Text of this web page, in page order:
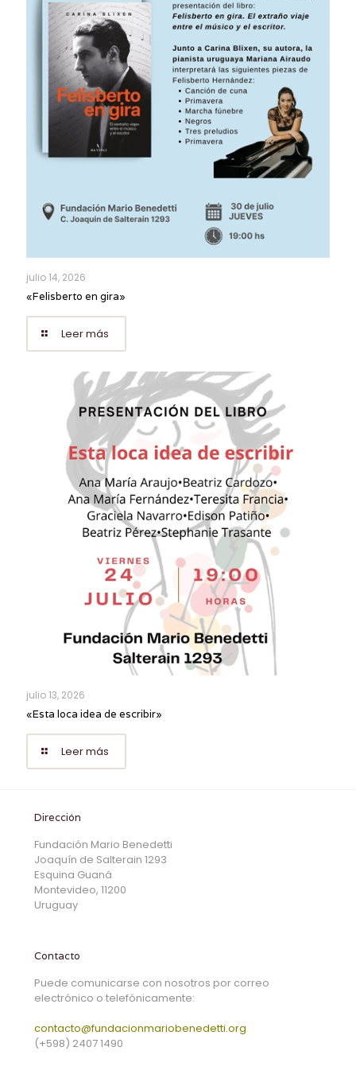
julio 14, 2026
«Felisberto en gira»
Leer más
julio 13, 2026
«Esta loca idea de escribir»
Leer más
Dirección
Fundación Mario Benedetti
Joaquín de Salterain 1293
Esquina Guaná
Montevideo, 11200
Uruguay
Contacto
Puede comunicarse con nosotros por correo
electrónico o telefónicamente:
contacto@fundacionmariobenedetti.org
(+598) 2407 1490